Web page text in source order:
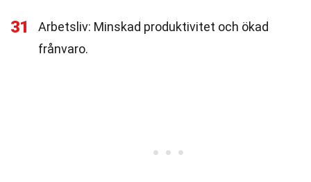
31
Arbetsliv: Minskad produktivitet och ökad
frånvaro.